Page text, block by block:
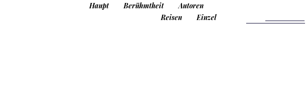
Haupt Berühmtheit
Autoren
Reisen
Einzel